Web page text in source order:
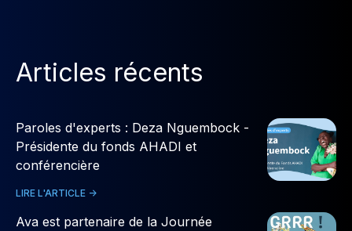
Articles récents
Paroles d'experts : Deza Nguembock -
Présidente du fonds AHADI et
conférencière
LIRE L'ARTICLE ->
Ava est partenaire de la Journée